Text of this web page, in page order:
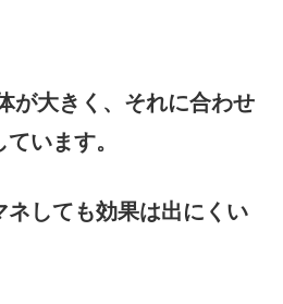
が大きく、それに合わせ
います。
ネしても効果は出にくい